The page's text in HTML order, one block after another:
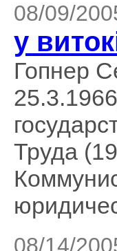
08/09/
у
Гопнер
Труда
08/14/